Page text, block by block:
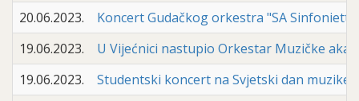
20.06.2023.
Koncert Gudačkog orkestra "SA
19.06.2023.
U Vijećnici nastupio Orkestar Muzičke
19.06.2023.
Studentski koncert na Svjetski dan muzike